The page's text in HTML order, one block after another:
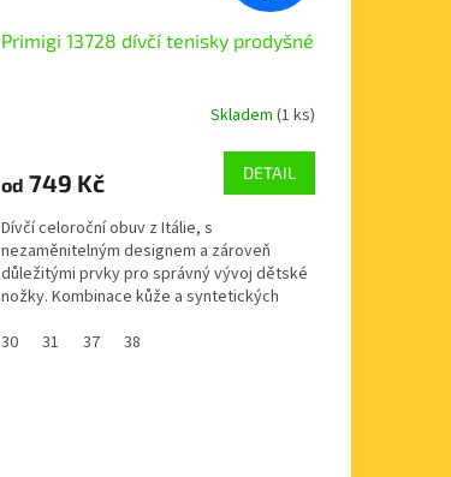
Primigi 13728 dívčí tenisky prodyšné
Skladem (1 ks)
od 749 Kč DETAIL
Dívčí celoroční obuv z Itálie, s
nezaměnitelným designem a zároveň
důležitými prvky pro správný vývoj dětské
nožky. Kombinace kůže a syntetických
30
31 37 38